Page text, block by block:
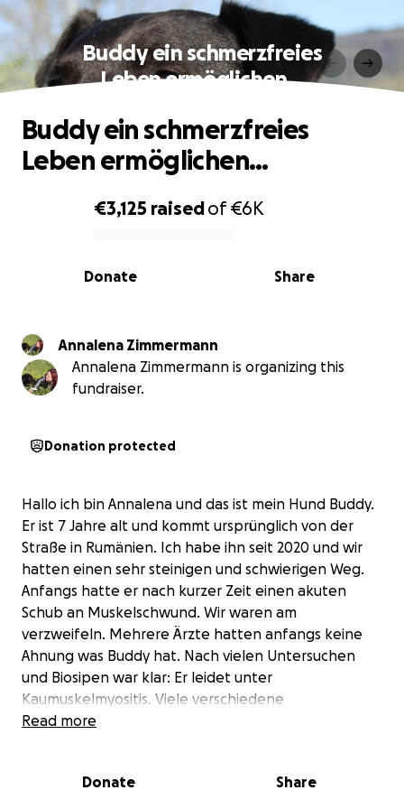
Buddy ein schmerzfreies
Leben ermöglichen…
0% complete
€3,125 raisedof€6K
Share
Donate
Buddy ein schmerzfreies
Leben ermöglichen…
Annalena Zimmermann
Annalena Zimmermann is organizing this
fundraiser.
Donation protected
Hallo ich bin Annalena und das ist mein Hund Buddy.
Er ist 7 Jahre alt und kommt ursprünglich von der
Straße in Rumänien. Ich habe ihn seit 2020 und wir
hatten einen sehr steinigen und schwierigen Weg.
Anfangs hatte er nach kurzer Zeit einen akuten
Schub an Muskelschwund. Wir waren am
verzweifeln. Mehrere Ärzte hatten anfangs keine
Ahnung was Buddy hat. Nach vielen Untersuchen
und Biosipen war klar: Er leidet unter
Kaumuskelmyositis. Viele verschiedene
Behandlungsformen wurden ausprobiert. Nach
symptomfreier Zeit ging es wieder los. Aber diesmal
Read more
Donate Share